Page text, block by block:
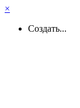
×
Создать...